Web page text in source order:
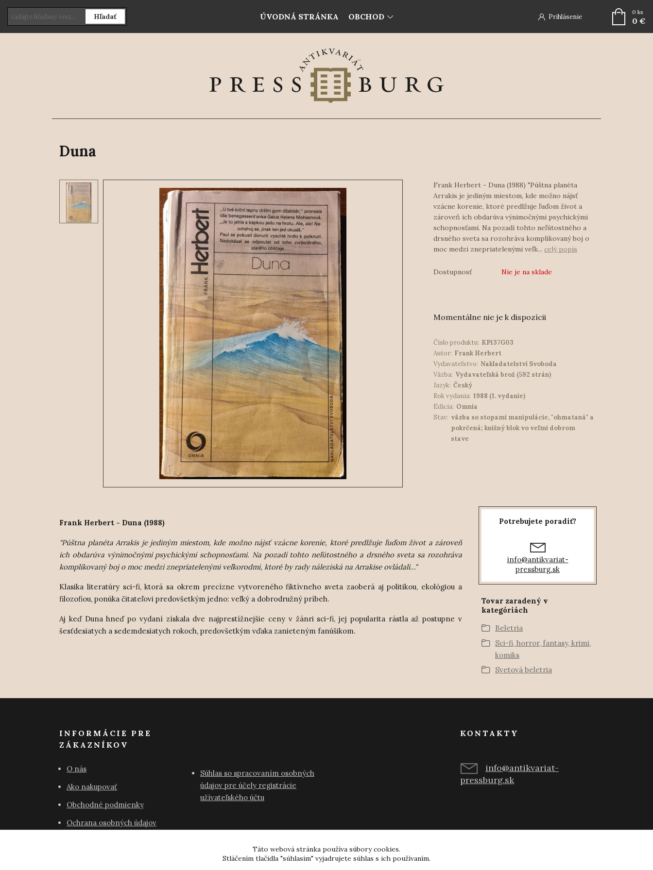
ÚVODNÁ STRÁNKA OBCHOD Prihlásenie
Hľadať
0 ks
0 €
Duna
Frank Herbert - Duna (1988) "Púštna planéta
Arrakis je jediným miestom, kde možno nájsť
vzácne korenie, ktoré predlžuje ľuďom život a
zároveň ich obdarúva výnimočnými psychickými
schopnosťami. Na pozadí tohto neľútostného a
drsného sveta sa rozohráva komplikovaný boj o
moc medzi znepriatelenými veľk... celý popis
Dostupnosť Nie je na sklade
Momentálne nie je k dispozícii
Číslo produktu: KP137G03
Autor: Frank Herbert
Vydavateľstvo: Nakladatelství Svoboda
Väzba: Vydavateľská brož (592 strán)
Jazyk: Český
Rok vydania: 1988 (1. vydanie)
Edícia: Omnia
Stav: väzba so stopami manipulácie, "ohmataná" a
pokrčená; knižný blok vo veľmi dobrom
stave
Frank Herbert - Duna (1988)
"Púštna planéta Arrakis je jediným miestom, kde možno nájsť vzácne korenie, ktoré predlžuje ľuďom život a zároveň
ich obdarúva výnimočnými psychickými schopnosťami. Na pozadí tohto neľútostného a drsného sveta sa rozohráva
komplikovaný boj o moc medzi znepriatelenými veľkorodmi, ktoré by rady náleziská na Arrakise ovládali..."
Klasika literatúry sci-fi, ktorá sa okrem precízne vytvoreného fiktívneho sveta zaoberá aj politikou, ekológiou a
filozofiou, ponúka čitateľovi predovšetkým jedno: veľký a dobrodružný príbeh.
Aj keď Duna hneď po vydaní získala dve najprestížnejšie ceny v žánri sci-fi, jej popularita rástla až postupne v
šesťdesiatych a sedemdesiatych rokoch, predovšetkým vďaka zanieteným fanúšikom.
Potrebujete poradiť?
info@antikvariat-
pressburg.sk
Tovar zaradený v
kategóriách
Beletria
Sci-fi, horror, fantasy, krimi,
komiks
Svetová beletria
INFORMÁCIE PRE
ZÁKAZNÍKOV
O nás
Ako nakupovať
Obchodné podmienky
Ochrana osobných údajov
Súhlas so spracovaním osobných
údajov pre účely registrácie
užívateľského účtu
KONTAKTY
info@antikvariat-
pressburg.sk
Táto webová stránka používa súbory cookies.
Stláčením tlačidla "súhlasím" vyjadrujete súhlas s ich používaním.